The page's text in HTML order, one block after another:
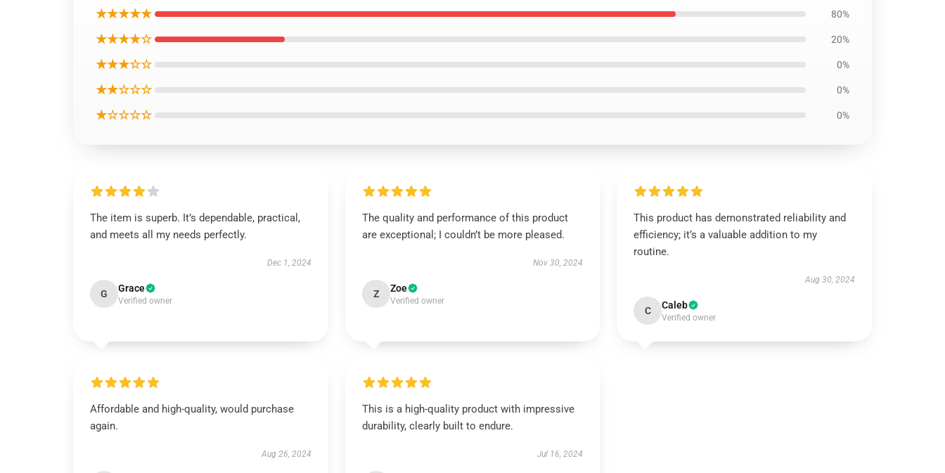
★★★★★ 80%
★★★★☆ 20%
★★★☆☆ 0%
★★☆☆☆ 0%
★☆☆☆☆ 0%
The item is superb. It’s dependable, practical,
and meets all my needs perfectly.
Dec 1, 2024
G Grace
Verified owner
The quality and performance of this product
are exceptional; I couldn’t be more pleased.
Nov 30, 2024
Z Zoe
Verified owner
This product has demonstrated reliability and
efficiency; it’s a valuable addition to my
routine.
Aug 30, 2024
C Caleb
Verified owner
Affordable and high-quality, would purchase
again.
Aug 26, 2024
This is a high-quality product with impressive
durability, clearly built to endure.
Jul 16, 2024